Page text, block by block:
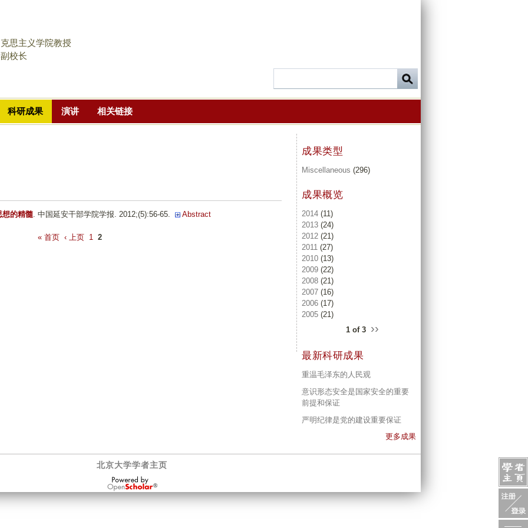
主
思主义学院教授
校长
科研成果 演讲 相关链接
想的精髓. 中国延安干部学院学报. 2012;(5):56-65. Abstract
« 首页 ‹ 上页 1 2
成果类型
Miscellaneous (296)
成果概览
2014 (11)
2013 (24)
2012 (21)
2011 (27)
2010 (13)
2009 (22)
2008 (21)
2007 (16)
2006 (17)
2005 (21)
1 of 3 ››
最新科研成果
重温毛泽东的人民观
意识形态安全是国家安全的重要
前提和保证
严明纪律是党的建设重要保证
更多成果
北京大学学者主页
OpenScholar